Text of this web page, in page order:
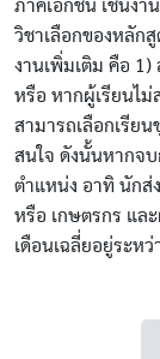
ภาคเอกชน เช่นง
วิชาเลือกของหลัก
งานเพิ่มเติม คือ
หรือ หากผู้เรียนไม่
สามารถเลือกเรีย
สนใจ ดังนั้นหากจ
ตำแหน่ง อาทิ นักส่
หรือ เกษตรกร แล
เดือนเฉลี่ยอยู่ระห